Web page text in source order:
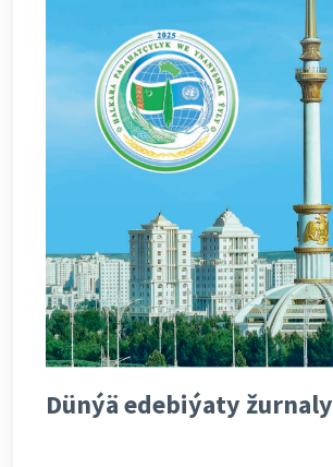
Dünýä edebiýaty žurnaly